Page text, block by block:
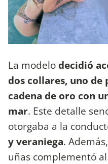
La modelodecidió
dos collares, uno de
cadena de oro con
mar. Este detalle
otorgaba a la
y veraniega.
uñas complementó